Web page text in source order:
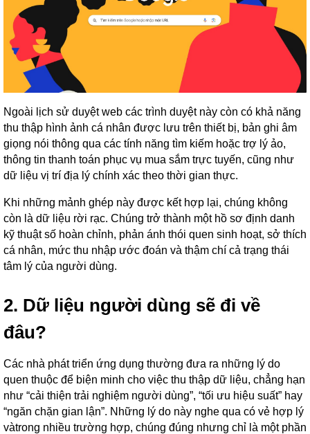
Ngoài lịch sử duyệt web các trình duyệt này còn có khả năng
thu thập hình ảnh cá nhân được lưu trên thiết bị, bản ghi âm
giọng nói thông qua các tính năng tìm kiếm hoặc trợ lý ảo,
thông tin thanh toán phục vụ mua sắm trực tuyến, cũng như
dữ liệu vị trí địa lý chính xác theo thời gian thực.
Khi những mảnh ghép này được kết hợp lại, chúng không
còn là dữ liệu rời rạc. Chúng trở thành một hồ sơ định danh
kỹ thuật số hoàn chỉnh, phản ánh thói quen sinh hoạt, sở thích
cá nhân, mức thu nhập ước đoán và thậm chí cả trạng thái
tâm lý của người dùng.
2. Dữ liệu người dùng sẽ đi về
đâu?
Các nhà phát triển ứng dụng thường đưa ra những lý do
quen thuộc để biện minh cho việc thu thập dữ liệu, chẳng hạn
như “cải thiện trải nghiệm người dùng”, “tối ưu hiệu suất” hay
“ngăn chặn gian lận”. Những lý do này nghe qua có vẻ hợp lý
vàtrong nhiều trường hợp, chúng đúng nhưng chỉ là một phần